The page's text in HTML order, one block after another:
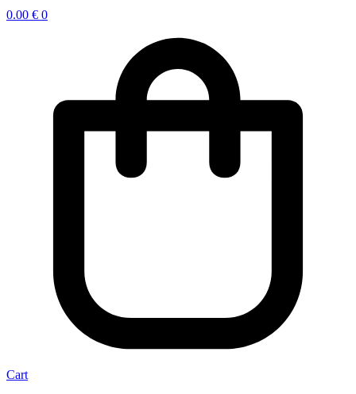
0.00 € 0
Cart